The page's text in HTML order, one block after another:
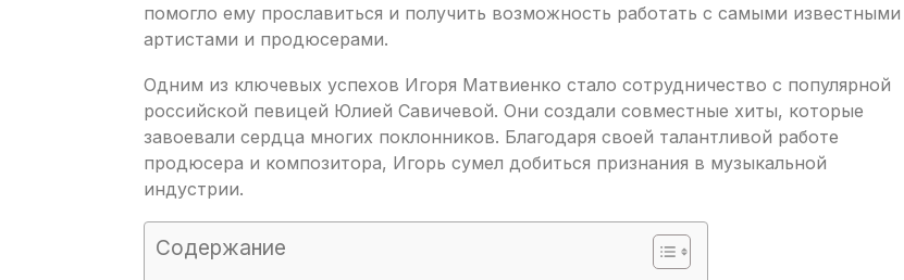
помогло ему прославиться и получить возможность работать с самыми известными
артистами и продюсерами.
Одним из ключевых успехов Игоря Матвиенко стало сотрудничество с популярной
российской певицей Юлией Савичевой. Они создали совместные хиты, которые
завоевали сердца многих поклонников. Благодаря своей талантливой работе
продюсера и композитора, Игорь сумел добиться признания в музыкальной
индустрии.
Содержание